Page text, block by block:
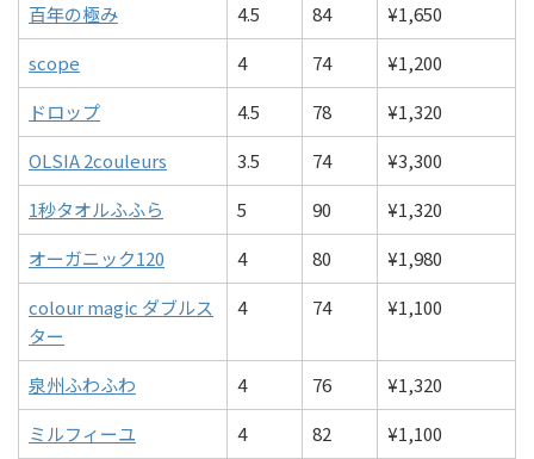
百年の極み 4.5 84
¥1,650
scope
4 74
¥1,200
ドロップ
4.5 78
¥1,320
OLSIA 2couleurs
3.5 74
¥3,300
1秒タオルふふら
5 90
¥1,320
オーガニック120
4 80
¥1,980
colour magic ダブルス
ター
4 74 ¥1,100
泉州ふわふわ 4 76
¥1,320
ミルフィーユ
4 82
¥1,100